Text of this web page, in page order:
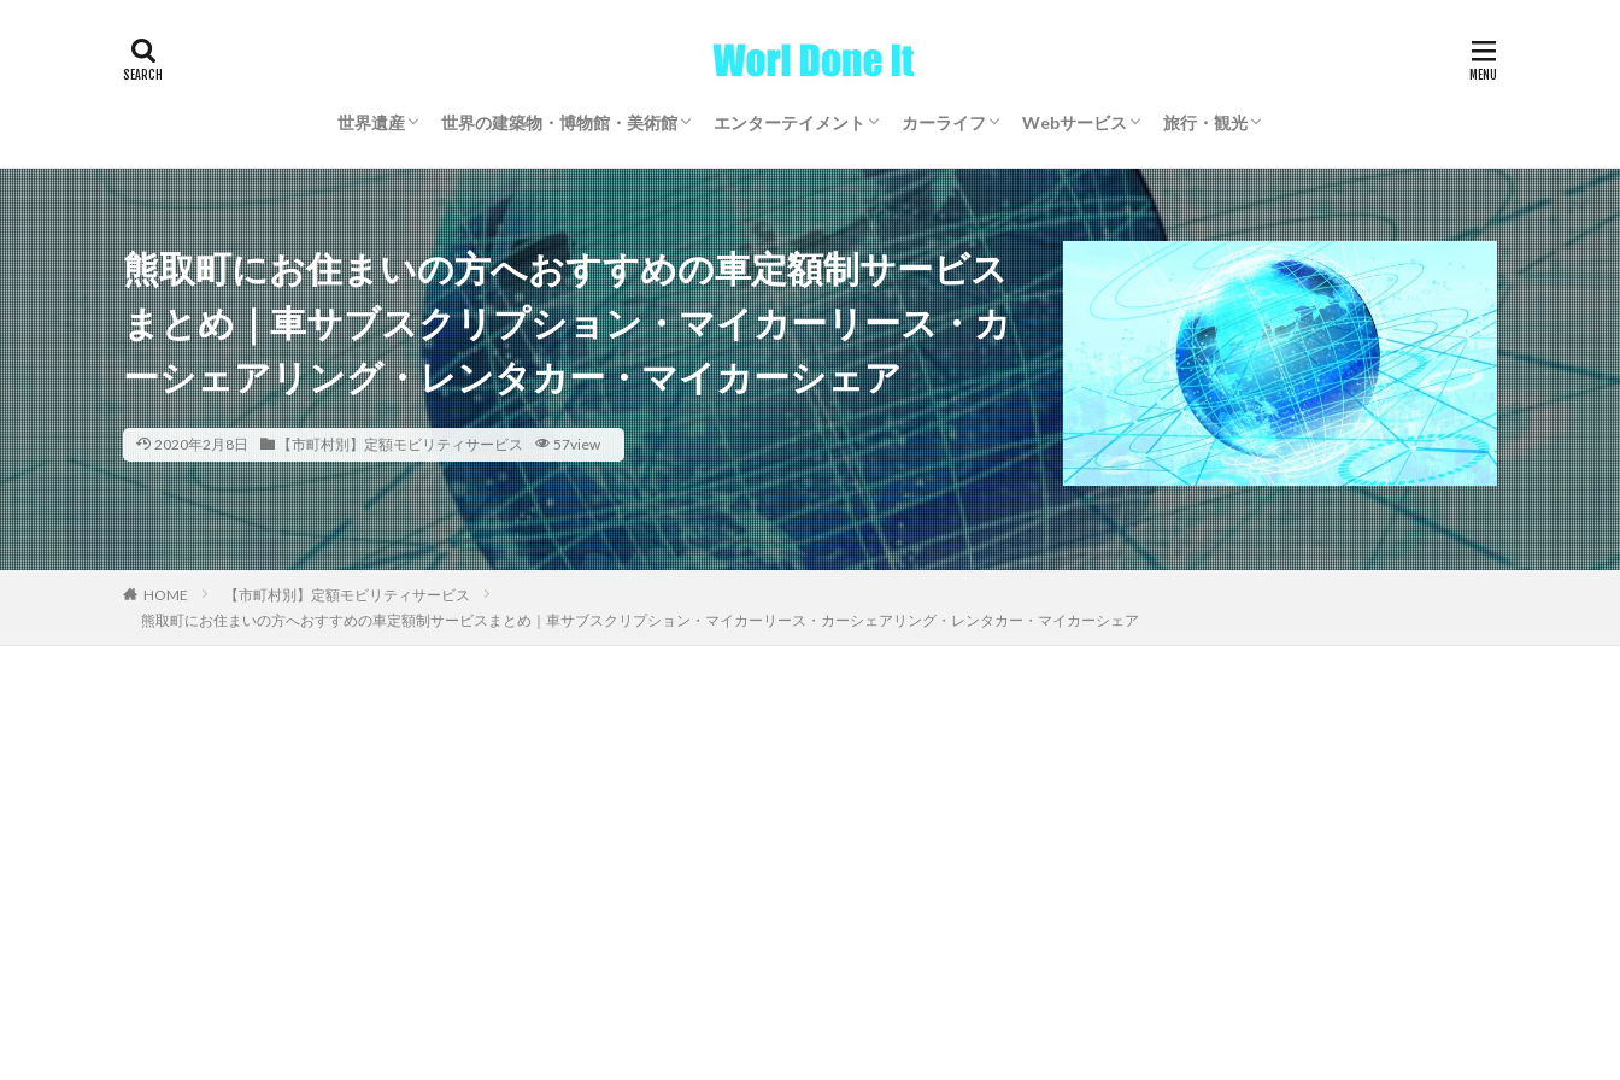
世界遺産
日本の世界遺産
海外の世界遺産
世界の建築物・博物館・美術館
日本の建築物・博物館・美術館
海外の建築物・博物館・美術館
エンターテイメント
ゲーム
文芸・マンガ
映画・アニメ・ドラマ
音楽
カーライフ
サブスクリプション
マイカーリース
カーシェアリング
レンタカー
【全国区】定額モビリティサービス
Webサービス
WordPress
アフィリエイト
仮想通貨
旅行・観光
国内旅行
海外旅行
熊取町にお住まいの方へおすすめの車定額制サービス
まとめ｜車サブスクリプション・マイカーリース・カ
ーシェアリング・レンタカー・マイカーシェア
2020年2月8日 【市町村別】定額モビリティサービス 57view
HOME
【市町村別】定額モビリティサービス
熊取町にお住まいの方へおすすめの車定額制サービスまとめ｜車サブスクリプション・マイカーリース・カーシェアリング・レンタカー・マイカーシェア